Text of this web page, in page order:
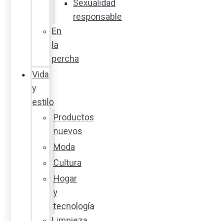
Sexualidad
responsable
En
la
percha
Vida
y
estilo
Productos
nuevos
Moda
Cultura
Hogar
y
tecnología